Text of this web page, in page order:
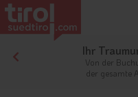
Ihr
Von der
der gesamte